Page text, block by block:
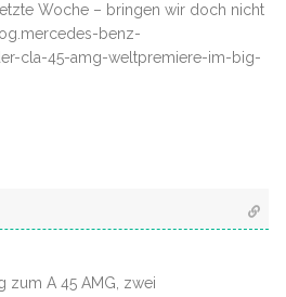
Woche – bringen wir doch nicht
benz-
cla-45-amg-weltpremiere-im-big-
zum A 45 AMG, zwei